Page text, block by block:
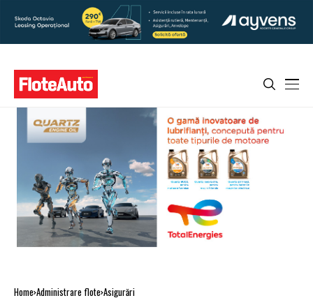
Home Administrare flote Asigurări